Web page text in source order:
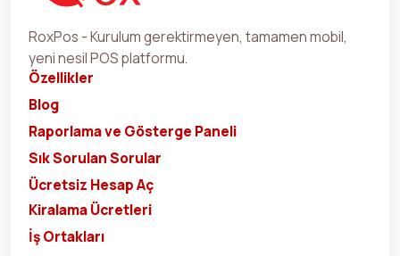
RoxPos - Kurulum gerektirmeyen, tamamen mobil,
yeni nesil POS platformu.
Özellikler
Blog
Raporlama ve Gösterge Paneli
Sık Sorulan Sorular
Ücretsiz Hesap Aç
Kiralama Ücretleri
İş Ortakları